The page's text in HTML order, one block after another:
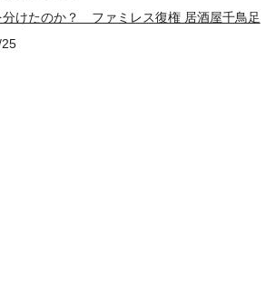
分けたのか？ ファミレス復権 居酒屋千鳥足